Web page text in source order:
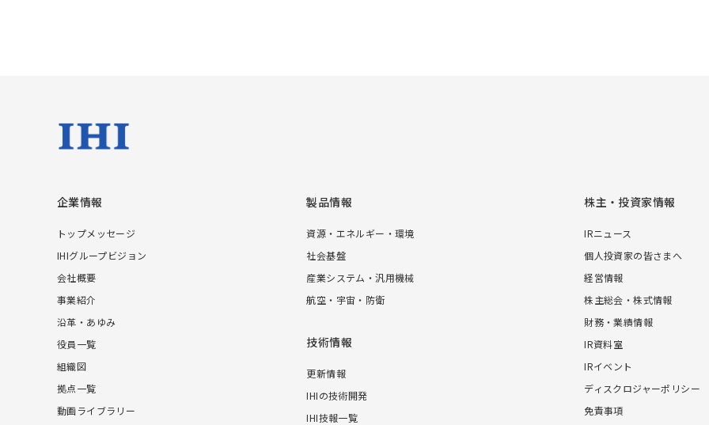
企業情報
トップメッセージ
IHIグループビジョン
会社概要
事業紹介
沿革・あゆみ
役員一覧
組織図
拠点一覧
動画ライブラリー
製品情報
資源・エネルギー・環境
社会基盤
産業システム・汎用機械
航空・宇宙・防衛
技術情報
更新情報
IHIの技術開発
IHI技報一覧
株主・投資家情報
IRニュース
個人投資家の皆さまへ
経営情報
株主総会・株式情報
財務・業績情報
IR資料室
IRイベント
ディスクロジャーポリシー
免責事項